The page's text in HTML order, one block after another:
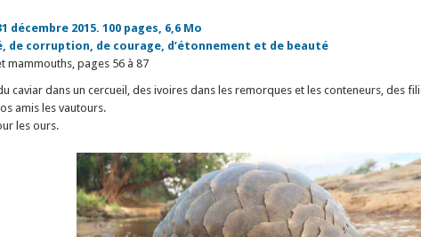
décembre 2015. 100 pages, 6,6 Mo
de corruption, de courage, d’étonnement et de beauté
mammouths, pages 56 à 87
caviar dans un cercueil, des ivoires dans les remorques et les conteneurs, des
amis les vautours.
les ours.